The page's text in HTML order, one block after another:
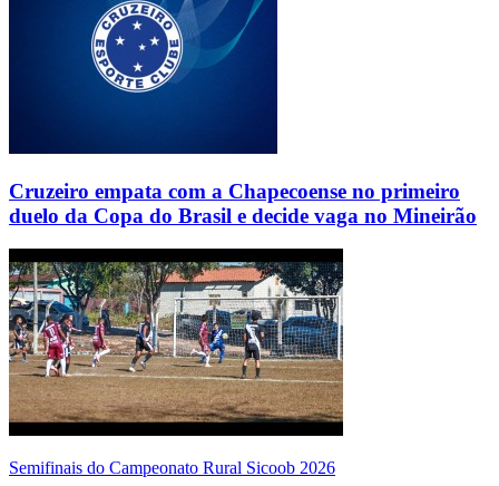
Cruzeiro empata com a Chapecoense no primeiro
duelo da Copa do Brasil e decide vaga no Mineirão
Semifinais do Campeonato Rural Sicoob 2026